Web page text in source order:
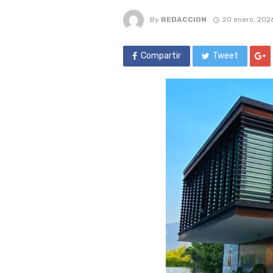
By REDACCION 20 enero,
Compartir Tweet